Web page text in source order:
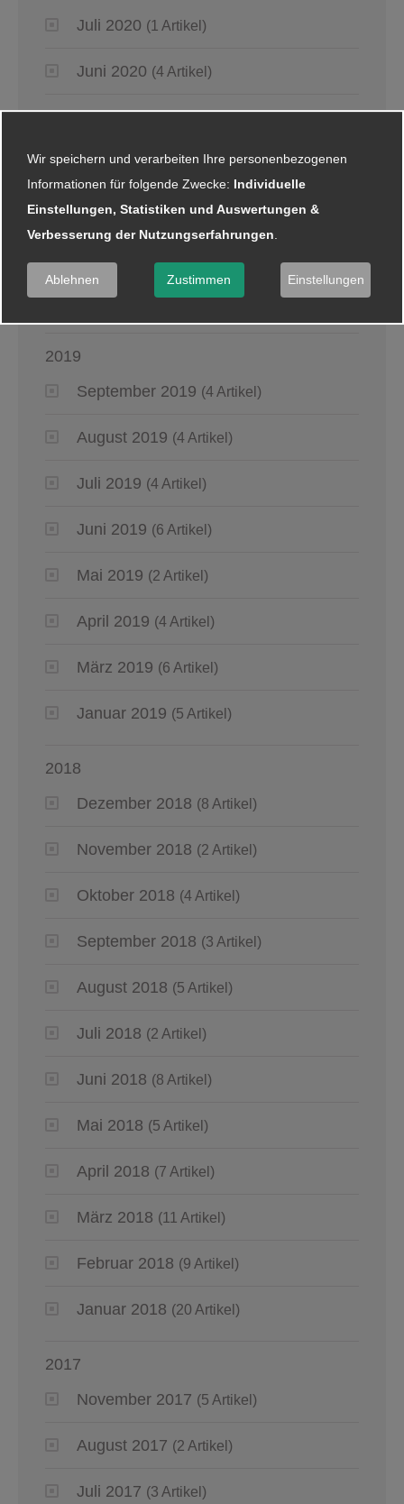
Juli 2020 (1 Artikel)
Juni 2020 (4 Artikel)
Mai 2020
April 2020 (6 Artikel)
März 2020 (8 Artikel)
Januar 2020 (5 Artikel)
2019
September 2019 (4 Artikel)
August 2019 (4 Artikel)
Juli 2019 (4 Artikel)
Juni 2019 (6 Artikel)
Mai 2019 (2 Artikel)
April 2019 (4 Artikel)
März 2019 (6 Artikel)
Januar 2019 (5 Artikel)
2018
Dezember 2018 (8 Artikel)
November 2018 (2 Artikel)
Oktober 2018 (4 Artikel)
September 2018 (3 Artikel)
August 2018 (5 Artikel)
Juli 2018 (2 Artikel)
Juni 2018 (8 Artikel)
Mai 2018 (5 Artikel)
April 2018 (7 Artikel)
März 2018 (11 Artikel)
Februar 2018 (9 Artikel)
Januar 2018 (20 Artikel)
2017
November 2017 (5 Artikel)
August 2017 (2 Artikel)
Juli 2017 (3 Artikel)
Wir speichern und verarbeiten Ihre personenbezogenen
Informationen für folgende Zwecke: Individuelle
Einstellungen, Statistiken und Auswertungen &
Verbesserung der Nutzungserfahrungen
Ablehnen Zustimmen Einstellungen